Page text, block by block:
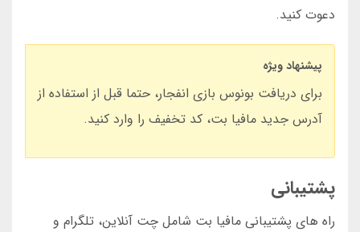
دعوت کنید.
پیشنهاد ویژه
برای دریافت بونوس بازی انفجار، حتما قبل از استفاده از
آدرس جدید مافیا بت، کد تخفیف را وارد کنید.
پشتیبانی
راه های پشتیبانی مافیا بت شامل چت آنلاین، تلگرام و